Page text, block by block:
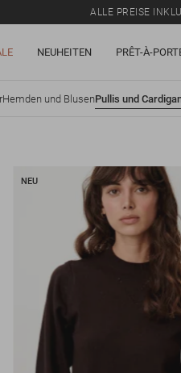
ALLE PREISE
NEUHEITEN PRÊT-À-
Hemden und BlusenPullis und
NEU